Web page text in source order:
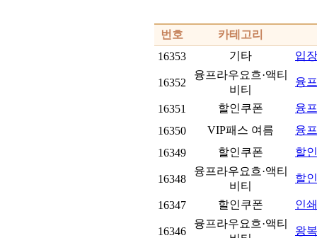
번호
카테고리
16353
기타 입
16352
융프라우요흐·액티
비티
융
16351 할인쿠폰
융
16350
VIP패스 여름
융
16349
할인쿠폰 할
16348
융프라우요흐·액티
비티
할
16347 할인쿠폰 인
16346
융프라우요흐·액티
왕